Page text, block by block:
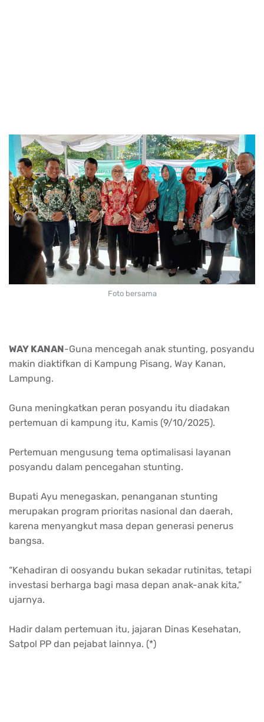
Foto bersama
WAY KANAN-Guna mencegah anak stunting, posyandu
makin diaktifkan di Kampung Pisang, Way Kanan,
Lampung.
Guna meningkatkan peran posyandu itu diadakan
pertemuan di kampung itu, Kamis (9/10/2025).
Pertemuan mengusung tema optimalisasi layanan
posyandu dalam pencegahan stunting.
Bupati Ayu menegaskan, penanganan stunting
merupakan program prioritas nasional dan daerah,
karena menyangkut masa depan generasi penerus
bangsa.
“Kehadiran di oosyandu bukan sekadar rutinitas, tetapi
investasi berharga bagi masa depan anak-anak kita,”
ujarnya.
Hadir dalam pertemuan itu, jajaran Dinas Kesehatan,
Satpol PP dan pejabat lainnya. (*)